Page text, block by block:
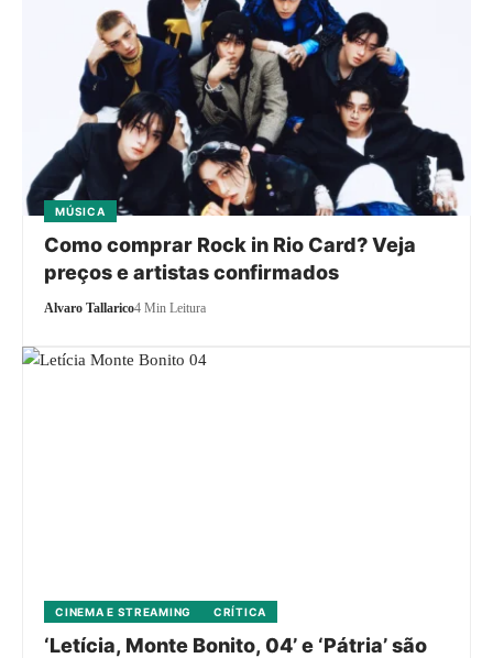
MÚSICA
Como comprar Rock in Rio Card? Veja
preços e artistas confirmados
Alvaro Tallarico4 Min Leitura
CINEMA E STREAMING CRÍTICA
‘Letícia, Monte Bonito, 04’ e ‘Pátria’ são